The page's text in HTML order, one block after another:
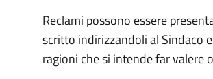
Reclami possono essere
scritto indirizzandoli al Sindaco
ragioni che si intende far valere